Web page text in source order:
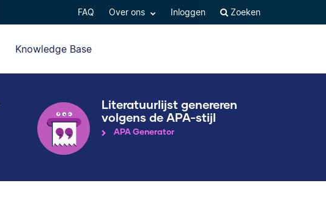
FAQ Over ons Inloggen Zoeken
Knowledge Base
Literatuurlijst genereren
volgens de APA-stijl
APA Generator